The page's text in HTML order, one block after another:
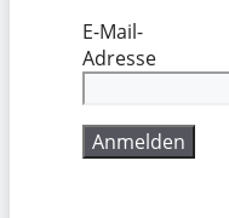
E-Mail-
Adresse